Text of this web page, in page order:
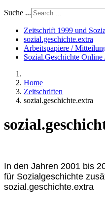
Suche ...
Zeitschrift 1999 und
sozial.geschichte.extra
Arbeitspapiere /
Sozial.Geschichte
Home
Zeitschriften
sozial.geschichte.extra
In den Jahren 2001 bis
für Sozialgeschichte
sozial.geschichte.extra